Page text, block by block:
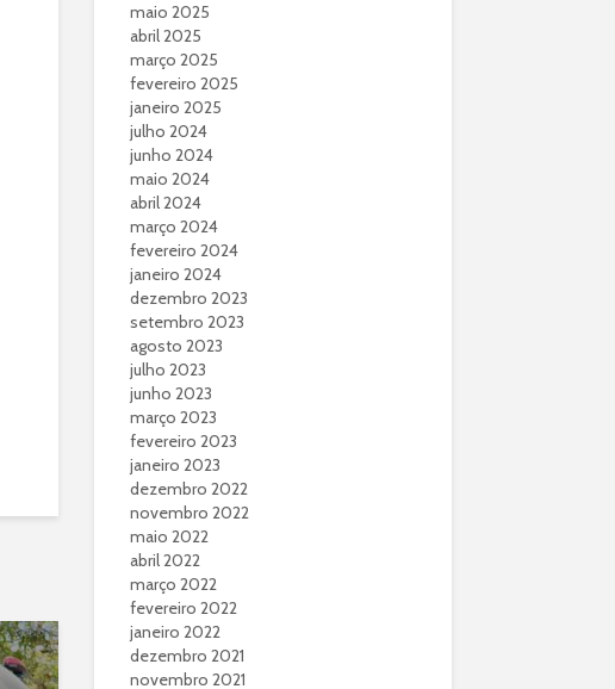
maio 2025
abril 2025
março 2025
fevereiro 2025
janeiro 2025
julho 2024
junho 2024
maio 2024
abril 2024
março 2024
fevereiro 2024
janeiro 2024
dezembro 2023
setembro 2023
agosto 2023
julho 2023
junho 2023
março 2023
fevereiro 2023
janeiro 2023
dezembro 2022
novembro 2022
maio 2022
abril 2022
março 2022
fevereiro 2022
janeiro 2022
dezembro 2021
novembro 2021